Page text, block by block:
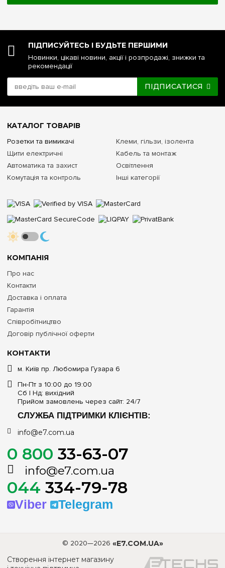
ПІДПИСУЙТЕСЬ І БУДЬТЕ ПЕРШИМИ
Новинки, цікаві новини, акції і розпродажі, знижки та
рекомендації
ПІДПИСАТИСЯ
КОНТАКТИ
м. Київ пр. Любомира Гузара 6
Пн-Пт з 10:00 до 19:00
Сб | Нд: вихідний
Прийом замовлень через сайт: 24/7
СЛУЖБА ПІДТРИМКИ КЛІЄНТІВ:
info@e7.com.ua
0 800 33-63-07
info@e7.com.ua
044 334-79-78
Viber Telegram
КОМПАНІЯ
Про нас
Контакти
Доставка і оплата
Гарантія
Співробітництво
Договір публічної оферти
КАТАЛОГ ТОВАРІВ
Розетки та вимикачі
Щити електричні
Автоматика та захист
Комутація та контроль
Клеми, гільзи, ізолента
Кабель та монтаж
Освітлення
Інші категорії
© 2020—2026 «E7.COM.UA»
Створення інтернет магазину